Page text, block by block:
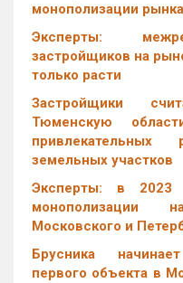
монополизации
Эксперты:
застройщиков на
только расти
Застройщики
Тюменскую
земельных участков
Эксперты: в 2023
монополизации
Московского и
Брусника
первого объекта в